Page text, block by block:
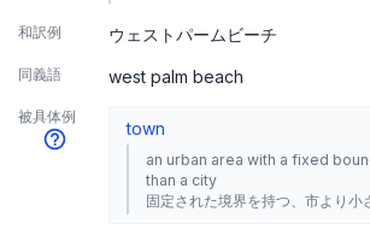
和訳例 ウェストパームビーチ
同義語 west palm beach
被具体例
town
an urban area with a fixed
than a city
固定された境界を持つ、市より小